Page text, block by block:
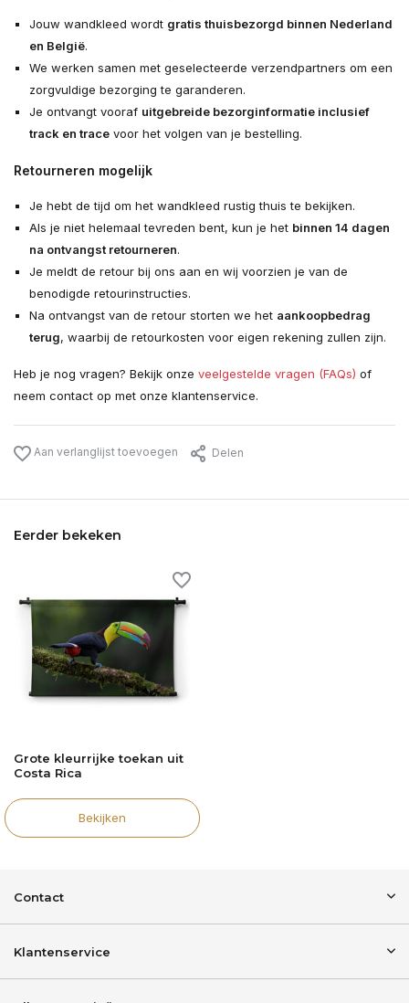
Jouw wandkleed wordt gratis thuisbezorgd binnen Nederland
en België.
We werken samen met geselecteerde verzendpartners om een
zorgvuldige bezorging te garanderen.
Je ontvangt vooraf uitgebreide bezorginformatie inclusief
track en tracevoor het volgen van je bestelling.
Retourneren mogelijk
Je hebt de tijd om het wandkleed rustig thuis te bekijken.
Als je niet helemaal tevreden bent, kun je het binnen 14 dagen
na ontvangst retourneren.
Je meldt de retour bij ons aan en wij voorzien je van de
benodigde retourinstructies.
Na ontvangst van de retour storten we het aankoopbedrag
terug, waarbij de retourkosten voor eigen rekening zullen zijn.
Heb je nog vragen? Bekijk onze veelgestelde vragen (FAQs) of
neem contact op met onze klantenservice.
Aan verlanglijst toevoegen Delen
Eerder bekeken
Grote kleurrijke toekan uit
Costa Rica
Bekijken
Contact
Klantenservice